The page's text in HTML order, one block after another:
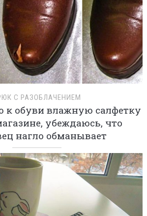
С РАЗОБЛАЧЕНИЕМ
обуви влажную салфетку
убеждаюсь, что
нагло обманывает